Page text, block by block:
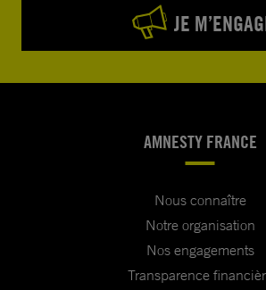
JE
AMNESTY FRANCE
Nous connaître
Notre organisation
Nos engagements
Transparence